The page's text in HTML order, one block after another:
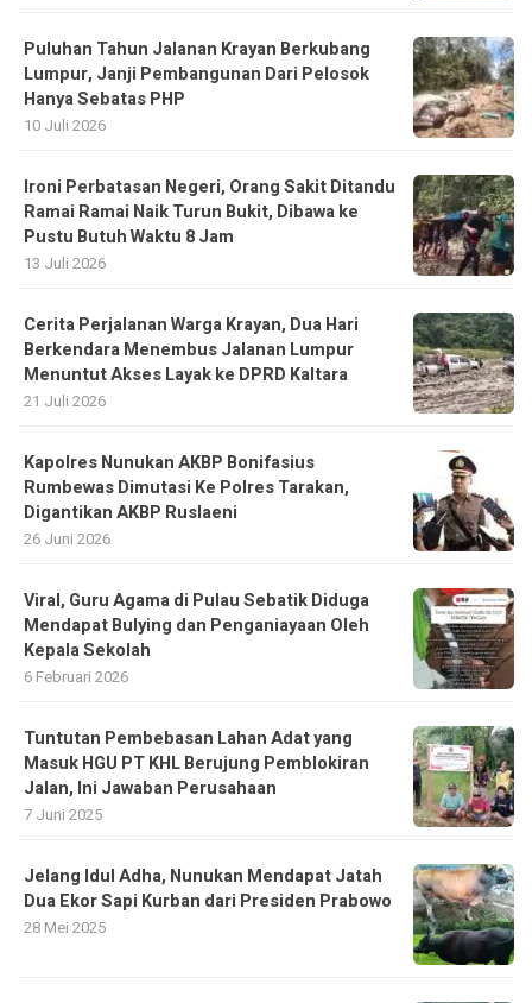
Puluhan Tahun Jalanan Krayan Berkubang
Lumpur, Janji Pembangunan Dari Pelosok
Hanya Sebatas PHP
10 Juli 2026
Ironi Perbatasan Negeri, Orang Sakit Ditandu
Ramai Ramai Naik Turun Bukit, Dibawa ke
Pustu Butuh Waktu 8 Jam
13 Juli 2026
Cerita Perjalanan Warga Krayan, Dua Hari
Berkendara Menembus Jalanan Lumpur
Menuntut Akses Layak ke DPRD Kaltara
21 Juli 2026
Kapolres Nunukan AKBP Bonifasius
Rumbewas Dimutasi Ke Polres Tarakan,
Digantikan AKBP Ruslaeni
26 Juni 2026
Viral, Guru Agama di Pulau Sebatik Diduga
Mendapat Bulying dan Penganiayaan Oleh
Kepala Sekolah
6 Februari 2026
Tuntutan Pembebasan Lahan Adat yang
Masuk HGU PT KHL Berujung Pemblokiran
Jalan, Ini Jawaban Perusahaan
7 Juni 2025
Jelang Idul Adha, Nunukan Mendapat Jatah
Dua Ekor Sapi Kurban dari Presiden Prabowo
28 Mei 2025